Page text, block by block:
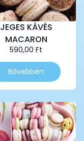
JEGES KÁVÉS
MACARON
590,00 Ft
Bővebben